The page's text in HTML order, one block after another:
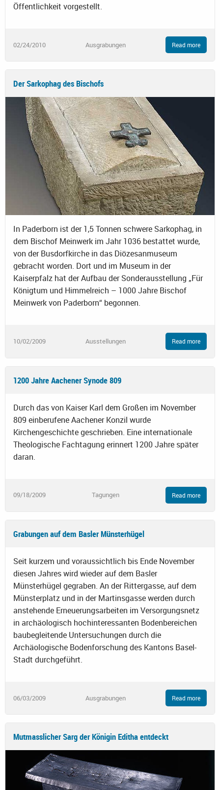
Öffentlichkeit vorgestellt.
02/24/2010 Ausgrabungen Read more
Der Sarkophag des Bischofs
In Paderborn ist der 1,5 Tonnen schwere Sarkophag, in
dem Bischof Meinwerk im Jahr 1036 bestattet wurde,
von der Busdorfkirche in das Diözesanmuseum
gebracht worden. Dort und im Museum in der
Kaiserpfalz hat der Aufbau der Sonderausstellung „Für
Königtum und Himmelreich – 1000 Jahre Bischof
Meinwerk von Paderborn“ begonnen.
10/02/2009 Ausstellungen Read more
1200 Jahre Aachener Synode 809
Durch das von Kaiser Karl dem Großen im November
809 einberufene Aachener Konzil wurde
Kirchengeschichte geschrieben. Eine internationale
Theologische Fachtagung erinnert 1200 Jahre später
daran.
09/18/2009 Tagungen Read more
Grabungen auf dem Basler Münsterhügel
Seit kurzem und voraussichtlich bis Ende November
diesen Jahres wird wieder auf dem Basler
Münsterhügel gegraben. An der Rittergasse, auf dem
Münsterplatz und in der Martinsgasse werden durch
anstehende Erneuerungsarbeiten im Versorgungsnetz
in archäologisch hochinteressanten Bodenbereichen
baubegleitende Untersuchungen durch die
Archäologische Bodenforschung des Kantons Basel-
Stadt durchgeführt.
06/03/2009 Ausgrabungen Read more
Mutmasslicher Sarg der Königin Editha entdeckt